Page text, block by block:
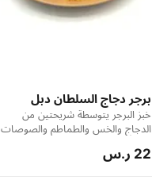
برجر دجاج السلطان دبل
خبز البرجر يتوسطة شريحتين من
الدجاج والخس والطماطم والصوصات
22 ر.س